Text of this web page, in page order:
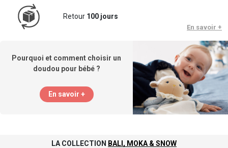
Retour 100 jours
En savoir +
Pourquoi et comment choisir un
doudou pour bébé ?
En savoir +
LA COLLECTION BALI, MOKA & SNOW